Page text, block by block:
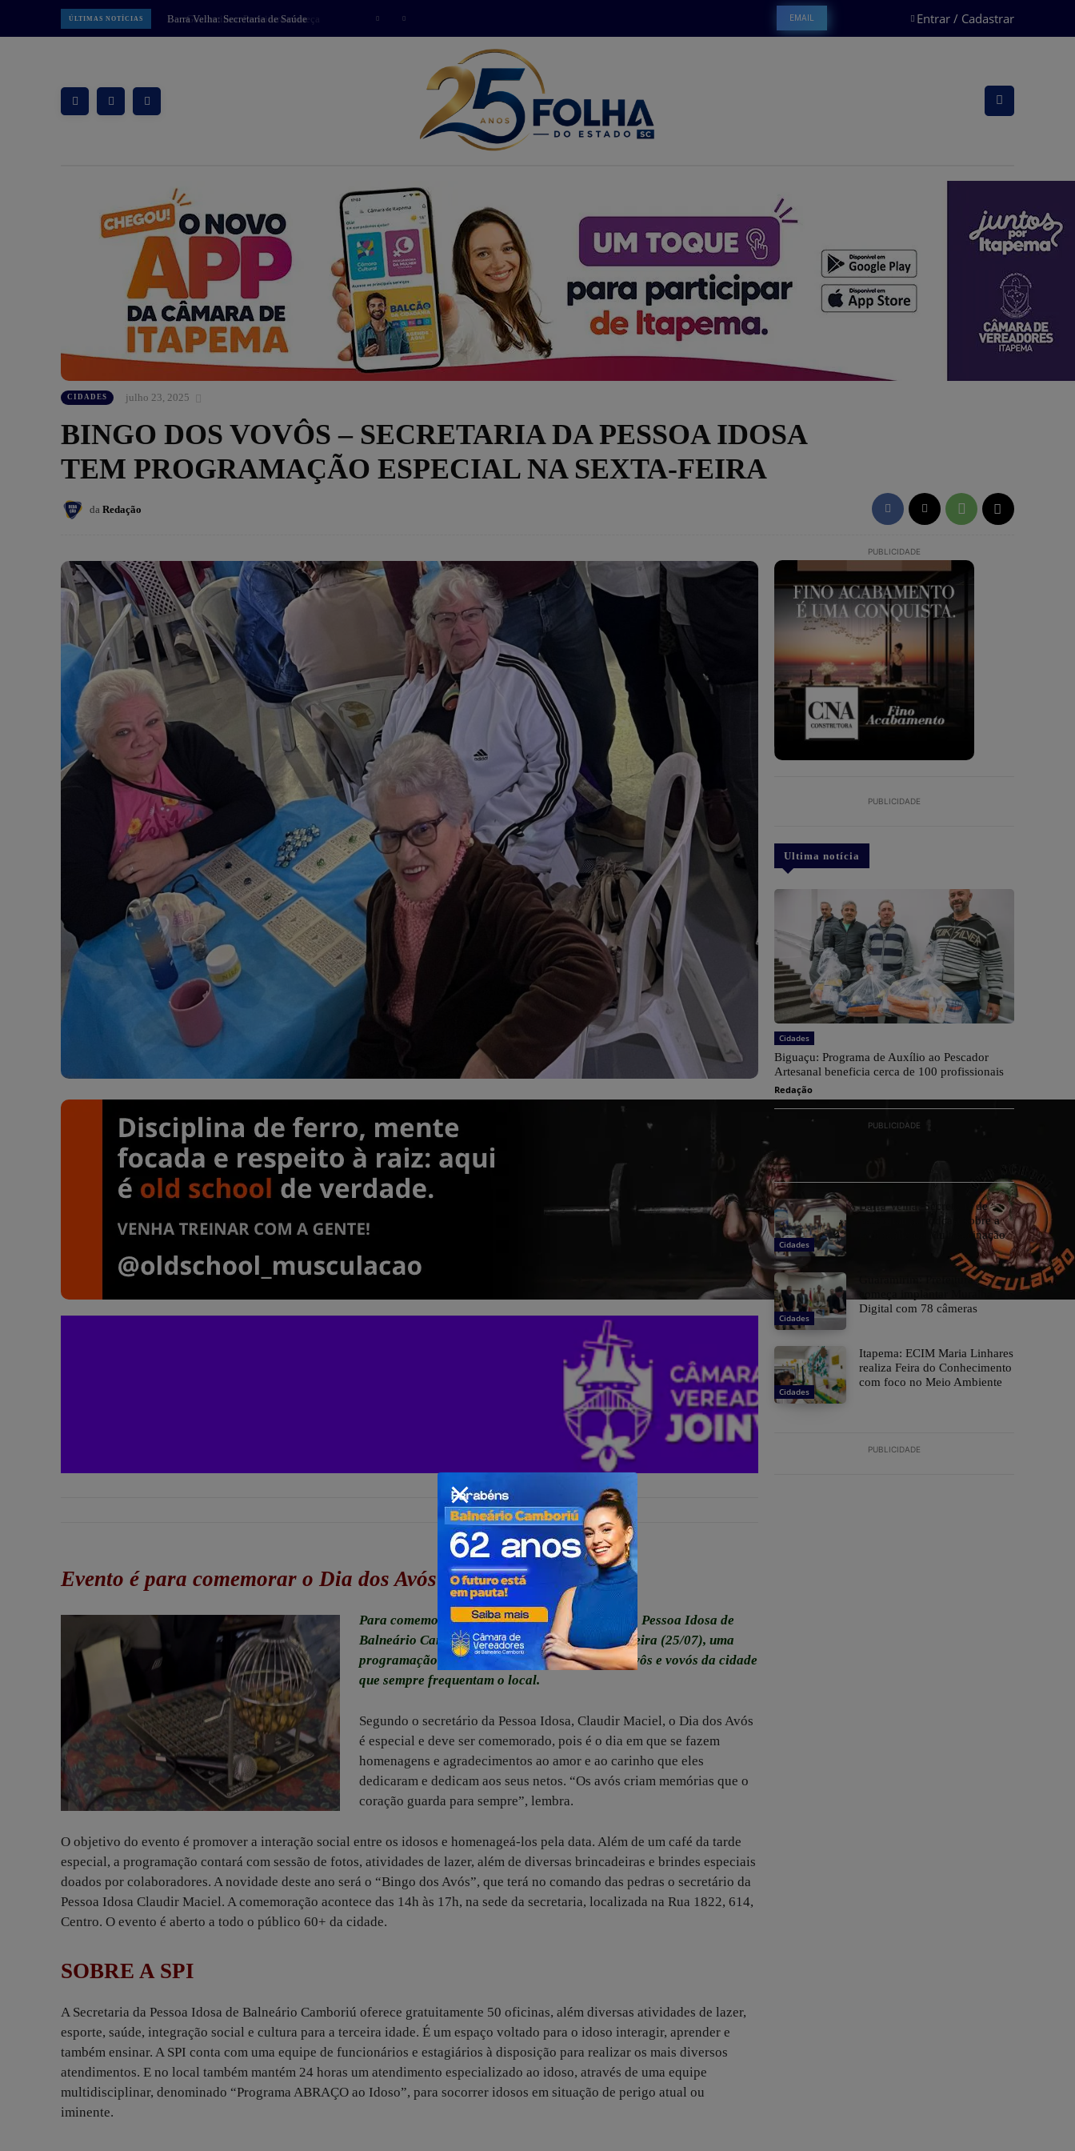
ÚLTIMAS NOTÍCIAS
Guaramirim: Prefeitura começa
implantar Muralha Digital com 78
EMAIL Entrar / Cadastrar
CIDADES julho 23, 2025
BINGO DOS VOVÔS – SECRETARIA DA PESSOA IDOSA
TEM PROGRAMAÇÃO ESPECIAL NA SEXTA-FEIRA
da Redação
Evento é para comemorar o Dia dos Avós
Para comemorar o Dia dos Avós, a Secretaria da Pessoa Idosa de
Balneário Camboriú (SPI) realiza, nesta sexta-feira (25/07), uma
programação especial e gratuita voltada aos vovôs e vovós da cidade
que sempre frequentam o local.
Segundo o secretário da Pessoa Idosa, Claudir Maciel, o Dia dos Avós
é especial e deve ser comemorado, pois é o dia em que se fazem
homenagens e agradecimentos ao amor e ao carinho que eles
dedicaram e dedicam aos seus netos. “Os avós criam memórias que o
coração guarda para sempre”, lembra.
O objetivo do evento é promover a interação social entre os idosos e homenageá-los pela data. Além de um café da tarde
especial, a programação contará com sessão de fotos, atividades de lazer, além de diversas brincadeiras e brindes especiais
doados por colaboradores. A novidade deste ano será o “Bingo dos Avós”, que terá no comando das pedras o secretário da
Pessoa Idosa Claudir Maciel. A comemoração acontece das 14h às 17h, na sede da secretaria, localizada na Rua 1822, 614,
Centro. O evento é aberto a todo o público 60+ da cidade.
SOBRE A SPI
A Secretaria da Pessoa Idosa de Balneário Camboriú oferece gratuitamente 50 oficinas, além diversas atividades de lazer,
esporte, saúde, integração social e cultura para a terceira idade. É um espaço voltado para o idoso interagir, aprender e
também ensinar. A SPI conta com uma equipe de funcionários e estagiários à disposição para realizar os mais diversos
atendimentos. E no local também mantém 24 horas um atendimento especializado ao idoso, através de uma equipe
multidisciplinar, denominado “Programa ABRAÇO ao Idoso”, para socorrer idosos em situação de perigo atual ou
iminente.
PUBLICIDADE
PUBLICIDADE
Ultima notícia
Cidades
Biguaçu: Programa de Auxílio ao Pescador
Artesanal beneficia cerca de 100 profissionais
Redação
PUBLICIDADE
Cidades
Barra Velha: Secretaria de
Saúde lança podcast sobre a
campanha de Multivacinação
Cidades
Guaramirim: Prefeitura
Digital com 78 câmeras
Cidades
Itapema: ECIM Maria Linhares
realiza Feira do Conhecimento
com foco no Meio Ambiente
PUBLICIDADE